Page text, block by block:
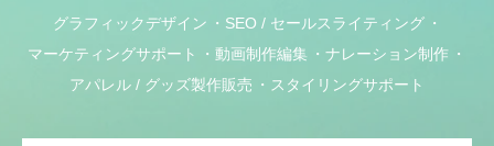
グラフィックデザイン
SEO / セールスライティング
マーケティングサポート
動画制作編集
ナレーション制作
アパレル / グッズ製作販売
スタイリングサポート